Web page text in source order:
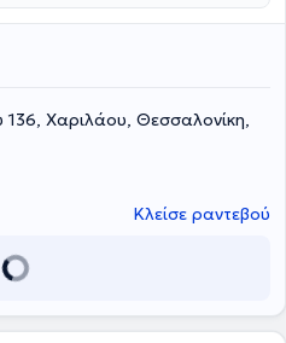
Χαριλάου, Θεσσαλονίκη,
Κλείσε ραντεβού